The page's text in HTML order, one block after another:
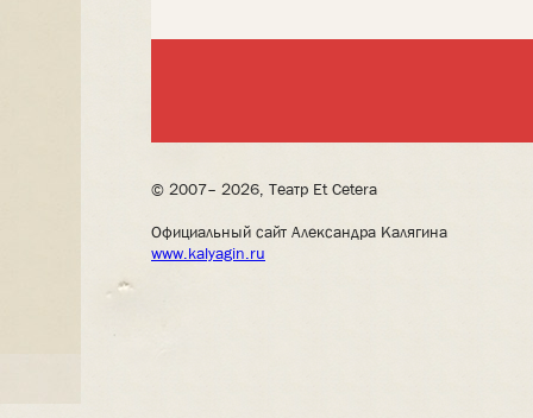
© 2007– 2026, Театр Et Cetera
Официальный сайт Александра Калягина
www.kalyagin.ru